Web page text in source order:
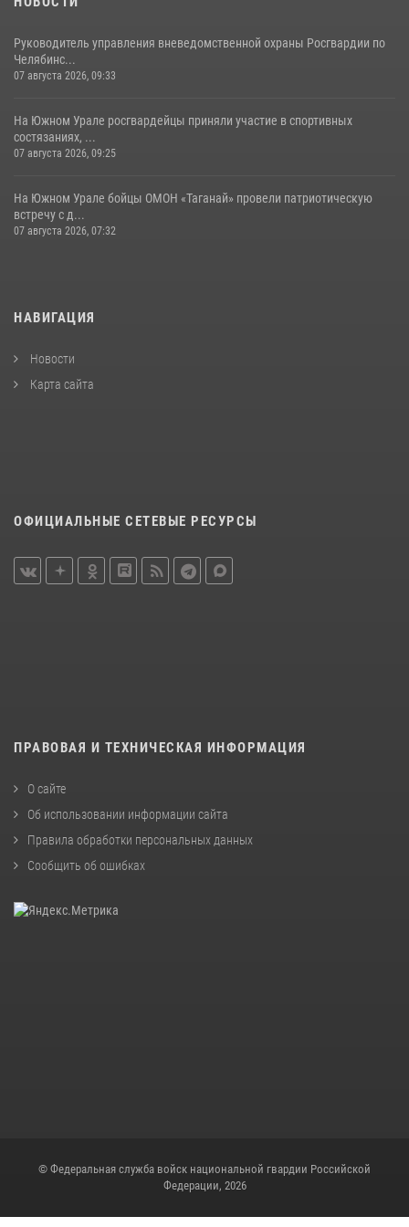
Руководитель управления вневедомственной охраны Росгвардии по
Челябинс...
07 августа 2026, 09:33
На Южном Урале росгвардейцы приняли участие в спортивных
состязаниях, ...
07 августа 2026, 09:25
На Южном Урале бойцы ОМОН «Таганай» провели патриотическую
встречу с д...
07 августа 2026, 07:32
НАВИГАЦИЯ
Новости
Карта сайта
ОФИЦИАЛЬНЫЕ СЕТЕВЫЕ РЕСУРСЫ
ПРАВОВАЯ И ТЕХНИЧЕСКАЯ ИНФОРМАЦИЯ
О сайте
Об использовании информации сайта
Правила обработки персональных данных
Сообщить об ошибках
© Федеральная служба войск национальной гвардии Российской
Федерации, 2026